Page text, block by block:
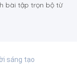
bài tập trọn bộ từ
sáng tạo